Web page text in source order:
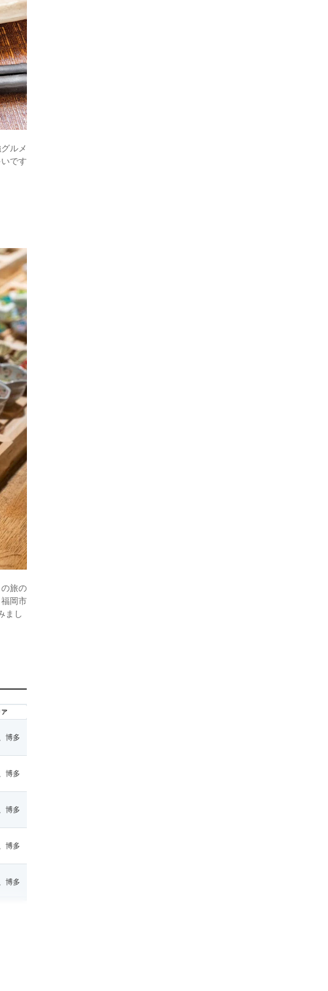
ルメ
です
旅の
岡市
まし
ア
博多
博多
博多
博多
博多